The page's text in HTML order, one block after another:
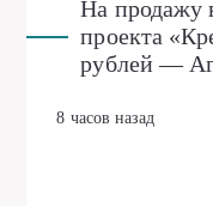
На продажу
проекта
рублей —
8 часов назад